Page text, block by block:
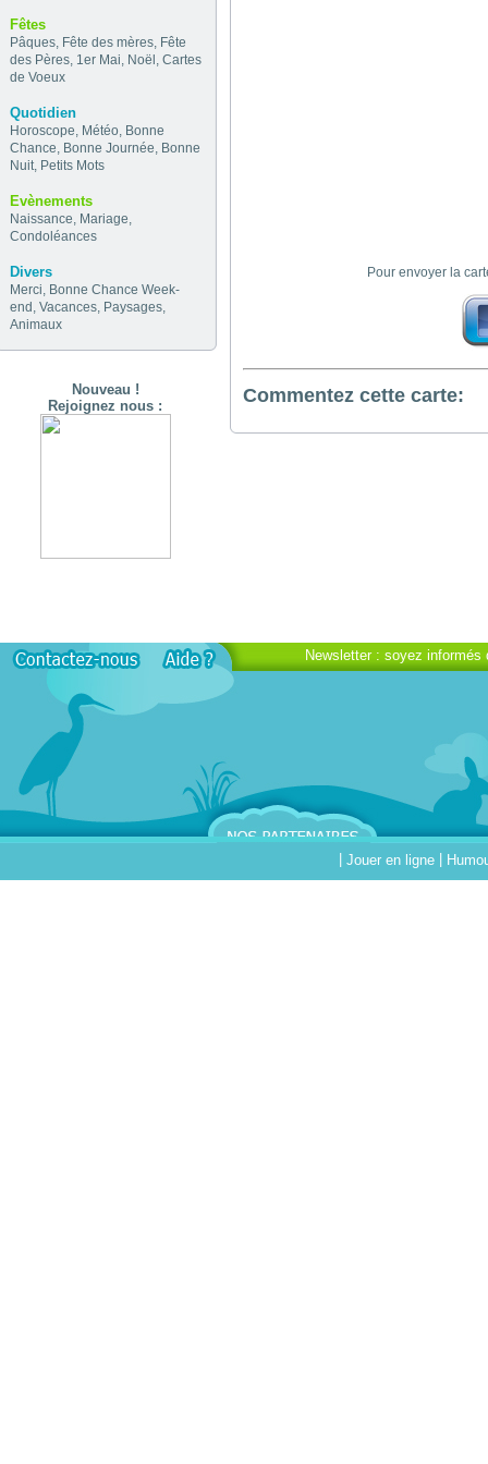
Fêtes
Pâques, Fête des mères, Fête
des Pères, 1er Mai, Noël , Cartes
de Voeux
Quotidien
Horoscope, Météo, Bonne
Chance, Bonne Journée, Bonne
Nuit, Petits Mots
Evènements
Naissance, Mariage,
Condoléances
Divers
Merci, Bonne Chance Week-
end , Vacances, Paysages,
Animaux
Nouveau !
Rejoignez nous :
Pour envoyer la
Commentez cette carte:
Newsletter : soyez
|Jouer en ligne